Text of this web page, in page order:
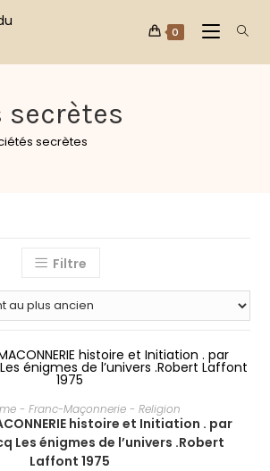
0
secrètes
secrètes
Filtre
AJOUTER AU PANIER
- Franc-Maçonnerie - Religion
histoire et Initiation . par
Les énigmes de l’univers .Robert
Laffont 1975